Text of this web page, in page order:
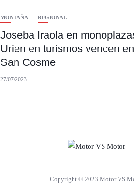
MONTAÑA REGIONAL
Joseba Iraola en
Urien en turismos vencen
San Cosme
27/07/2023
Copyright © 2023 Motor VS